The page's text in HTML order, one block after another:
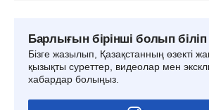
Барлығын бірінші болып
Бізге жазылып, Қазақстанның өзекті
қызықты суреттер, видеолар мен
хабардар болыңыз.